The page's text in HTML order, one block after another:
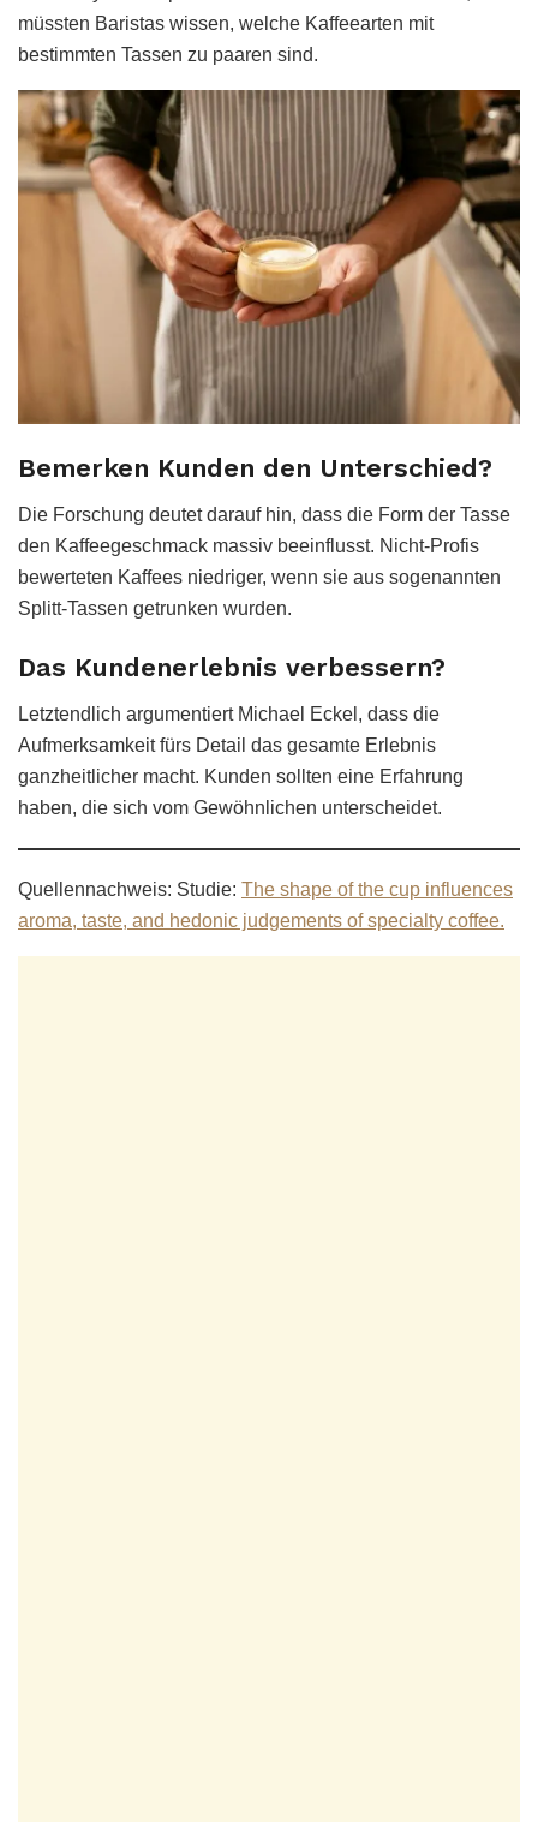
müssten Baristas wissen, welche Kaffeearten mit
bestimmten Tassen zu paaren sind.
Bemerken Kunden den Unterschied?
Die Forschung deutet darauf hin, dass die Form der Tasse
den Kaffeegeschmack massiv beeinflusst. Nicht-Profis
bewerteten Kaffees niedriger, wenn sie aus sogenannten
Splitt-Tassen getrunken wurden.
Das Kundenerlebnis verbessern?
Letztendlich argumentiert Michael Eckel, dass die
Aufmerksamkeit fürs Detail das gesamte Erlebnis
ganzheitlicher macht. Kunden sollten eine Erfahrung
haben, die sich vom Gewöhnlichen unterscheidet.
Quellennachweis: Studie: The shape of the cup influences
aroma, taste, and hedonic judgements of specialty coffee.